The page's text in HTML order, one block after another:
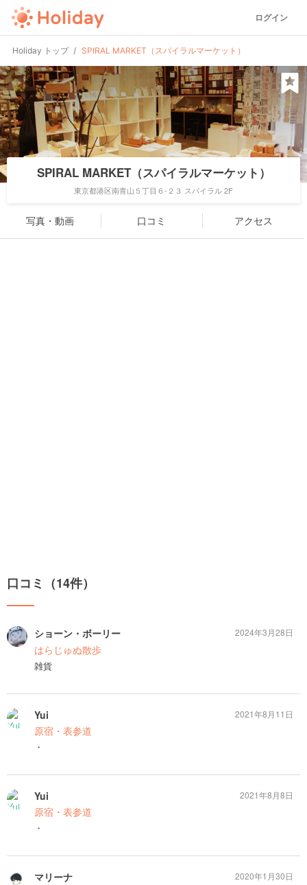
ログイン
Holiday トップ SPIRAL MARKET（スパイラルマーケット）
SPIRAL MARKET（スパイラルマーケット）
東京都港区南青山５丁目６-２３ スパイラル 2F
写真・動画 口コミ アクセス
口コミ（14件）
ショーン・ボーリー
はらじゅぬ散歩
雑貨
2024年3月28日
Yui
原宿・表参道
・
2021年8月11日
Yui
原宿・表参道
・
2021年8月8日
マリーナ
2020年1月30日